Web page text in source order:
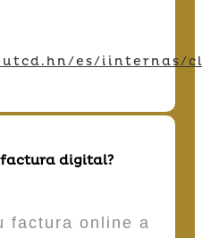
es/iinternas/
factura digital?
factura online a